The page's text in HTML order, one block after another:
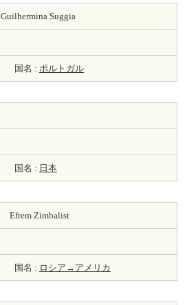
Guilhermina Suggia
国名 : ポルトガル
国名 : 日本
Efrem Zimbalist
国名 : ロシア→アメリカ